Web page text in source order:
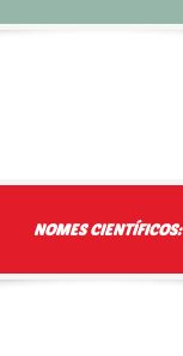
NOMES CIENTÍFICOS: